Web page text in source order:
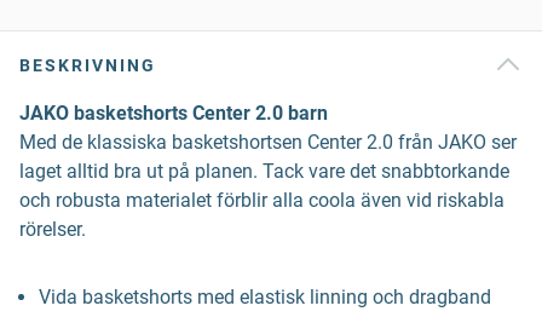
BESKRIVNING
JAKO basketshorts Center 2.0 barn
Med de klassiska basketshortsen Center 2.0 från JAKO ser
laget alltid bra ut på planen. Tack vare det snabbtorkande
och robusta materialet förblir alla coola även vid riskabla
rörelser.
Vida basketshorts med elastisk linning och dragband